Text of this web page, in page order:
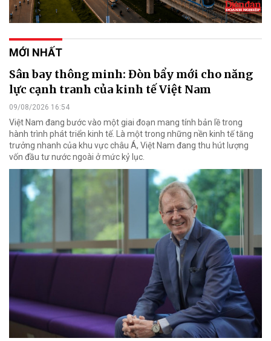
MỚI NHẤT
Sân bay thông minh: Đòn bẩy mới cho năng
lực cạnh tranh của kinh tế Việt Nam
09/08/2026 16:54
Việt Nam đang bước vào một giai đoạn mang tính bản lề trong
hành trình phát triển kinh tế. Là một trong những nền kinh tế tăng
trưởng nhanh của khu vực châu Á, Việt Nam đang thu hút lượng
vốn đầu tư nước ngoài ở mức kỷ lục.